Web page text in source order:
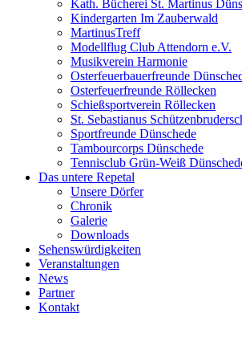
Kath. Bücherei St. Martinus
Kindergarten Im Zauberwald
MartinusTreff
Modellflug Club Attendorn e.V.
Musikverein Harmonie
Osterfeuerbauerfreunde
Osterfeuerfreunde Röllecken
Schießsportverein Röllecken
St. Sebastianus
Sportfreunde Dünschede
Tambourcorps Dünschede
Tennisclub Grün-Weiß
Das untere Repetal
Unsere Dörfer
Chronik
Galerie
Downloads
Sehenswürdigkeiten
Veranstaltungen
News
Partner
Kontakt